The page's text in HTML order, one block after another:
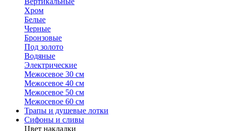
Хром
Белые
Черные
Бронзовые
Под золото
Водяные
Электрические
Межосевое 30 см
Межосевое 40 см
Межосевое 50 см
Межосевое 60 см
Трапы и душевые лотки
Сифоны и сливы
Цвет накладки